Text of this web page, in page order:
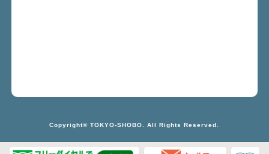
Copyright© TOKYO-SHOBO. All Rights Reserved.